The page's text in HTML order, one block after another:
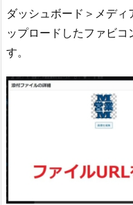
ダッシュボード＞メデ
ップロードしたファビコ
す。